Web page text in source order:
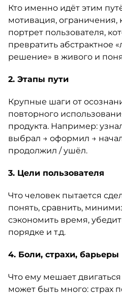
Кто именно идёт этим
мотивация, ограничения,
портрет пользователя,
превратить
решение» в живого и
2. Этапы пути
Крупные шаги от
повторного
продукта. Например:
выбрал → оформил →
продолжил / ушёл.
3. Цели пользователя
Что человек пытается
понять, сравнить,
сэкономить время,
порядке и т.д.
4. Боли, страхи, барьеры
Что ему мешает
может быть много: страх